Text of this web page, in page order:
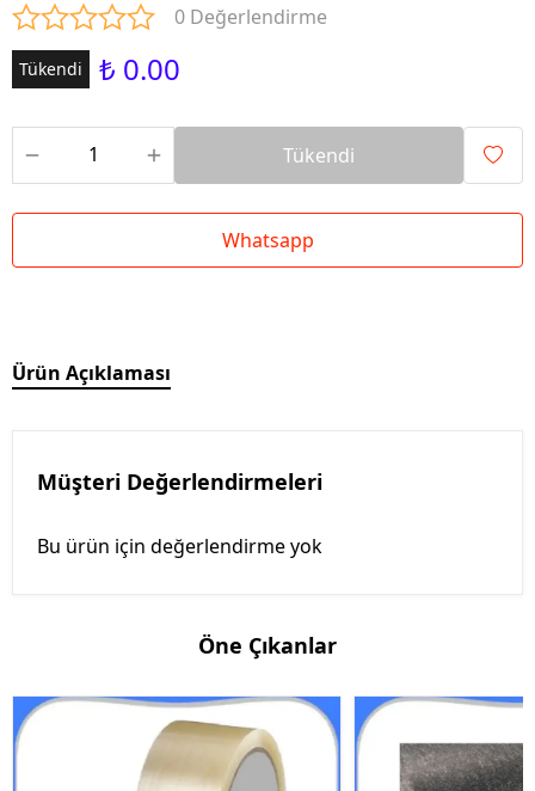
0 Değerlendirme
Tükendi ₺ 0.00
Tükendi
Whatsapp
Ürün Açıklaması
Müşteri Değerlendirmeleri
Bu ürün için değerlendirme yok
Öne Çıkanlar